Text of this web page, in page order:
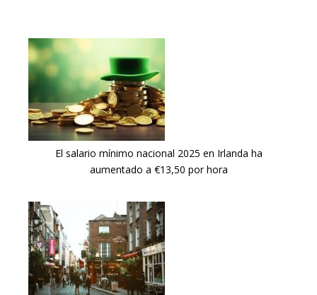
El salario mínimo nacional 2025 en Irlanda ha
aumentado a €13,50 por hora